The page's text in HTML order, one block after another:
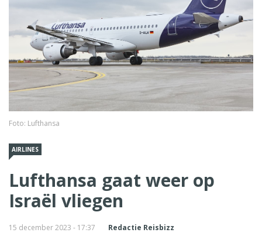
Foto: Lufthansa
AIRLINES
Lufthansa gaat weer op
Israël vliegen
15 december 2023 - 17:37 Redactie Reisbizz